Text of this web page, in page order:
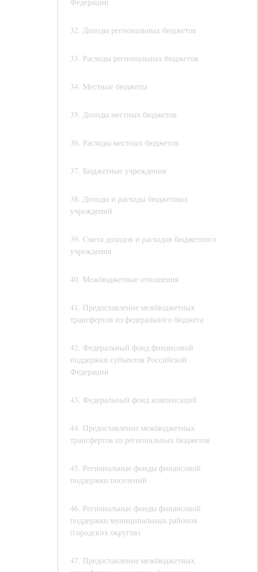
32. Доходы региональных бюджетов
33. Расходы региональных бюджетов
34. Местные бюджеты
35. Доходы местных бюджетов
36. Расходы местных бюджетов
37. Бюджетные учреждения
38. Доходы и расходы бюджетных
учреждений
39. Смета доходов и расходов бюджетного
учреждения
40. Межбюджетные отношения
41. Предоставление межбюджетных
трансфертов из федерального бюджета
42. Федеральный фонд финансовой
поддержки субъектов Российской
Федерации
43. Федеральный фонд компенсаций
44. Предоставление межбюджетных
трансфертов из региональных бюджетов
45. Региональные фонды финансовой
поддержки поселений
46. Региональные фонды финансовой
поддержки муниципальных районов
(городских округов)
47. Предоставление межбюджетных